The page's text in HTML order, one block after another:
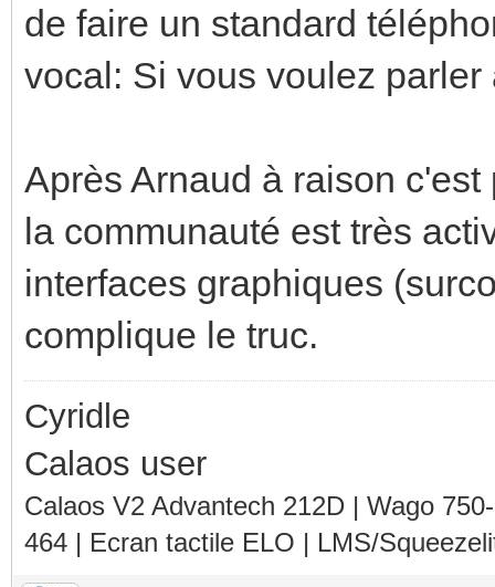
de faire un standard
vocal: Si vous voulez
Après Arnaud à raison
la communauté est très
interfaces graphiques
complique le truc.
Cyridle
Calaos user
Calaos V2 Advantech 212D | Wago
464 | Ecran tactile ELO | LMS/